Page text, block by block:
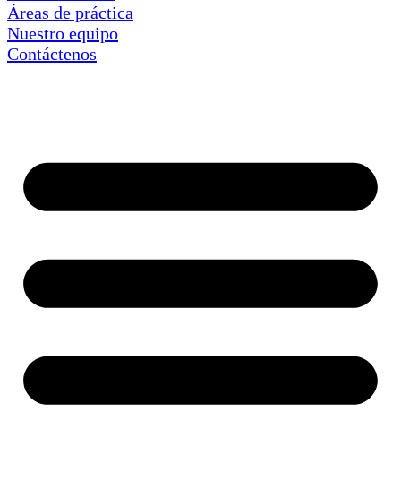
Áreas de práctica
Nuestro equipo
Contáctenos